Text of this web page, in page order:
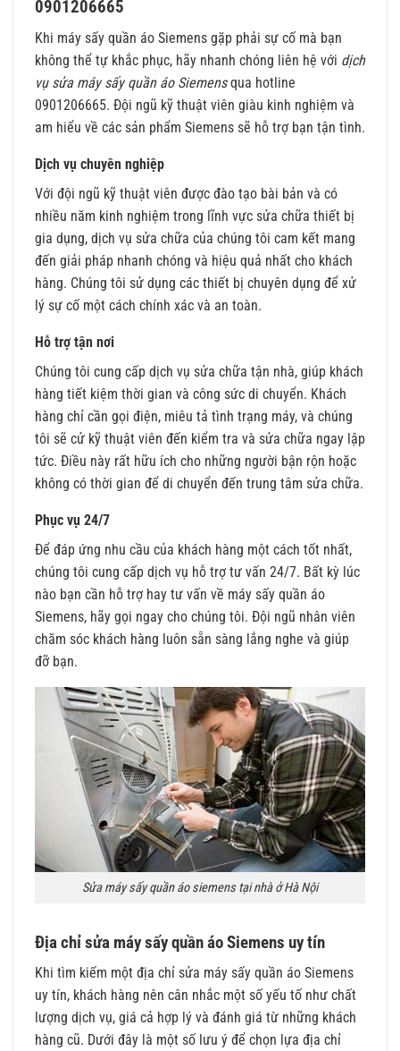
0901206665
Khi máy sấy quần áo Siemens gặp phải sự cố mà bạn
không thể tự khắc phục, hãy nhanh chóng liên hệ với dịch
vụ sửa máy sấy quần áo Siemensqua hotline
0901206665. Đội ngũ kỹ thuật viên giàu kinh nghiệm và
am hiểu về các sản phẩm Siemens sẽ hỗ trợ bạn tận tình.
Dịch vụ chuyên nghiệp
Với đội ngũ kỹ thuật viên được đào tạo bài bản và có
nhiều năm kinh nghiệm trong lĩnh vực sửa chữa thiết bị
gia dụng, dịch vụ sửa chữa của chúng tôi cam kết mang
đến giải pháp nhanh chóng và hiệu quả nhất cho khách
hàng. Chúng tôi sử dụng các thiết bị chuyên dụng để xử
lý sự cố một cách chính xác và an toàn.
Hỗ trợ tận nơi
Chúng tôi cung cấp dịch vụ sửa chữa tận nhà, giúp khách
hàng tiết kiệm thời gian và công sức di chuyển. Khách
hàng chỉ cần gọi điện, miêu tả tình trạng máy, và chúng
tôi sẽ cử kỹ thuật viên đến kiểm tra và sửa chữa ngay lập
tức. Điều này rất hữu ích cho những người bận rộn hoặc
không có thời gian để di chuyển đến trung tâm sửa chữa.
Phục vụ 24/7
Để đáp ứng nhu cầu của khách hàng một cách tốt nhất,
chúng tôi cung cấp dịch vụ hỗ trợ tư vấn 24/7. Bất kỳ lúc
nào bạn cần hỗ trợ hay tư vấn về máy sấy quần áo
Siemens, hãy gọi ngay cho chúng tôi. Đội ngũ nhân viên
chăm sóc khách hàng luôn sẵn sàng lắng nghe và giúp
đỡ bạn.
Sửa máy sấy quần áo siemens tại nhà ở Hà Nội
Địa chỉ sửa máy sấy quần áo Siemens uy tín
Khi tìm kiếm một địa chỉ sửa máy sấy quần áo Siemens
uy tín, khách hàng nên cân nhắc một số yếu tố như chất
lượng dịch vụ, giá cả hợp lý và đánh giá từ những khách
hàng cũ. Dưới đây là một số lưu ý để chọn lựa địa chỉ